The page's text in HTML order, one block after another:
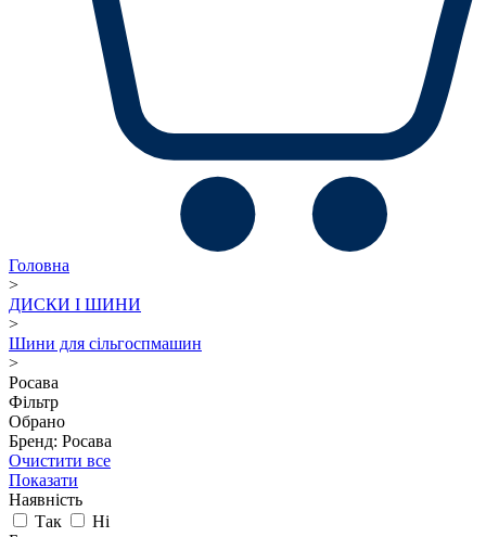
Головна
>
ДИСКИ І ШИНИ
>
Шини для сільгоспмашин
>
Росава
Фільтр
Обрано
Бренд: Росава
Очистити все
Показати
Наявність
Так
Ні